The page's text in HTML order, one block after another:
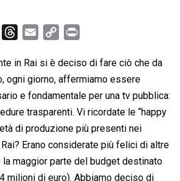
r
e
a
d
s
a
i
l
p
y
L
i
n
k
i
n
t
in Rai si è deciso di fare ciò che da
ogni giorno, affermiamo essere
e fondamentale per una tv pubblica:
trasparenti. Vi ricordate le “happy
di produzione più presenti nei
Erano considerate più felici di altre
maggior parte del budget destinato
milioni di euro). Abbiamo deciso di